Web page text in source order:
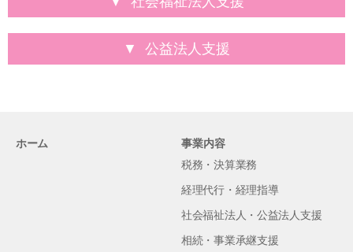
公益法人支援
ホーム
事業内容
税務・決算業務
経理代行・経理指導
社会福祉法人・公益法人支援
相続・事業承継支援